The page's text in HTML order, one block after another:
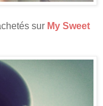
sur My Sweet